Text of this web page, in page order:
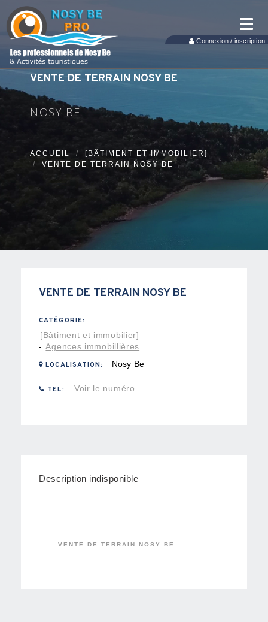
Connexion / inscription
VENTE DE TERRAIN NOSY BE
NOSY BE
ACCUEIL
[BÂTIMENT ET IMMOBILIER]
VENTE DE TERRAIN NOSY BE
VENTE DE TERRAIN NOSY BE
CATÉGORIE:
[Bâtiment et immobilier]
- Agences immobillières
LOCALISATION: Nosy Be
TEL: Voir le numéro
Description indisponible
VENTE DE TERRAIN NOSY BE